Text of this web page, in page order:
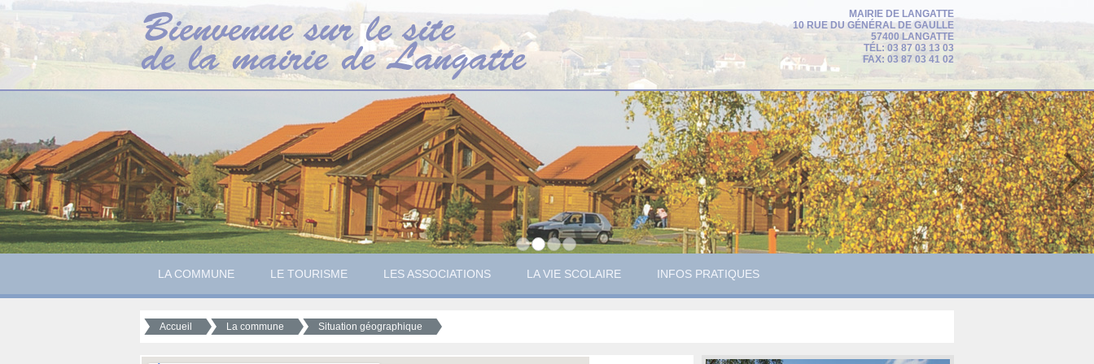
MAIRIE DE LANGATTE
10 RUE DU GÉNÉRAL DE GAULLE
57400 LANGATTE
TÉL: 03 87 03 13 03
FAX: 03 87 03 41 02
LA COMMUNE LE TOURISME LES ASSOCIATIONS LA VIE SCOLAIRE INFOS PRATIQUES
Accueil La commune Situation géographique